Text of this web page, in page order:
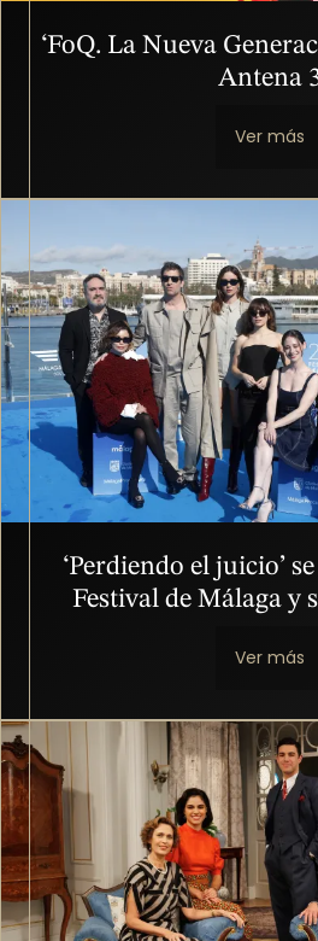
‘FoQ. La Nueva
Antena
Ver más
‘Perdiendo el juicio’
Festival de Málaga y
Ver más
Imagen